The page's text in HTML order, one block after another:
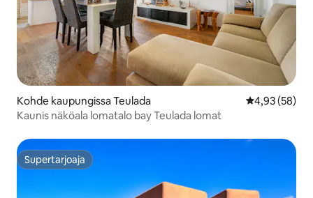
Kohde kaupungissa Teulada
4,93 (58)
Kaunis näköala lomatalo bay Teulada lomat
Supertarjoaja
Supertarjoaja